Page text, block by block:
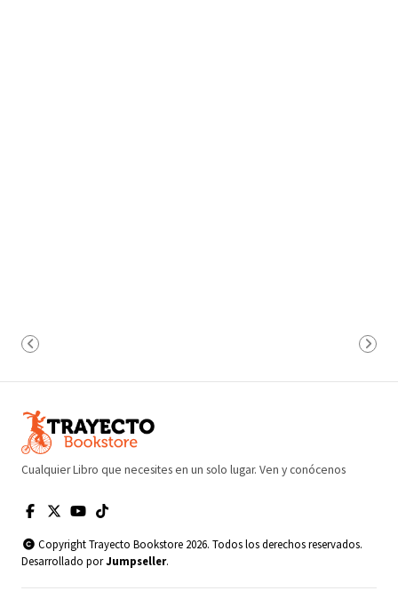
Cualquier Libro que necesites en un solo lugar. Ven y conócenos
Copyright Trayecto Bookstore 2026. Todos los derechos reservados.
Desarrollado porJumpseller.